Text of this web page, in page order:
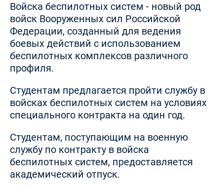
Войска беспилотных систем - новый род
войск Вооруженных сил Российской
Федерации, созданный для ведения
боевых действий с использованием
беспилотных комплексов различного
профиля.
Студентам предлагается пройти службу в
войсках беспилотных систем на условиях
специального контракта на один год.
Студентам, поступающим на военную
службу по контракту в войска
беспилотных систем, предоставляется
академический отпуск.